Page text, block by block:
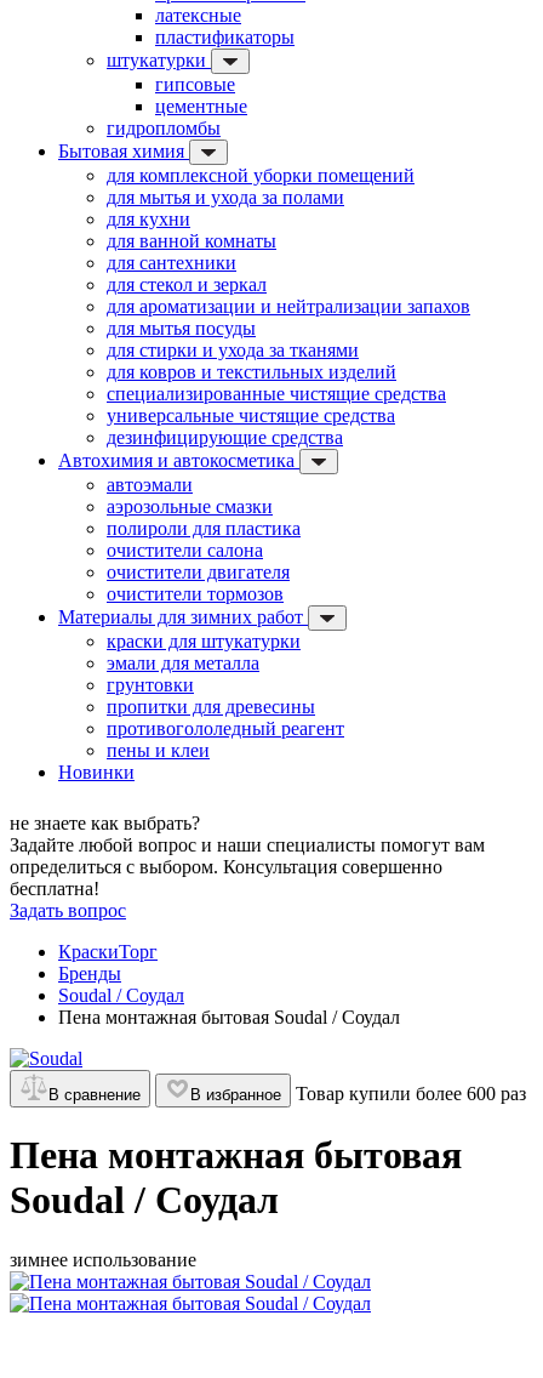
латексные
пластификаторы
штукатурки
гипсовые
цементные
гидропломбы
Бытовая химия
для комплексной уборки помещений
для мытья и ухода за полами
для кухни
для ванной комнаты
для сантехники
для стекол и зеркал
для ароматизации и нейтрализации запахов
для мытья посуды
для стирки и ухода за тканями
для ковров и текстильных изделий
специализированные чистящие средства
универсальные чистящие средства
дезинфицирующие средства
Автохимия и автокосметика
автоэмали
аэрозольные смазки
полироли для пластика
очистители салона
очистители двигателя
очистители тормозов
Материалы для зимних работ
краски для штукатурки
эмали для металла
грунтовки
пропитки для древесины
противогололедный реагент
пены и клеи
Новинки
не знаете как выбрать?
Задайте любой вопрос и наши специалисты помогут вам
определиться с выбором. Консультация совершенно
бесплатна!
Задать вопрос
КраскиТорг
Бренды
Soudal / Соудал
Пена монтажная бытовая Soudal / Соудал
В сравнение В избранное Товар купили более 600 раз
Пена монтажная бытовая
Soudal / Соудал
зимнее использование